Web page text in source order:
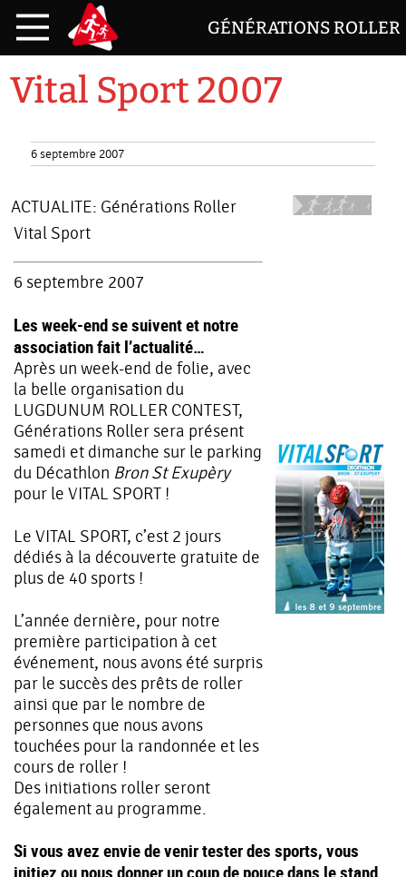
GÉNÉRATIONS ROLLER
Vital Sport 2007
6 septembre 2007
ACTUALITE: Générations Roller
Vital Sport
6 septembre 2007
Les week-end se suivent et notre
association fait l’actualité…
Après un week-end de folie, avec
la belle organisation du
LUGDUNUM ROLLER CONTEST,
Générations Roller sera présent
samedi et dimanche sur le parking
du Décathlon Bron St Exupèry
pour le VITAL SPORT !
Le VITAL SPORT, c’est 2 jours
dédiés à la découverte gratuite de
plus de 40 sports !
L’année dernière, pour notre
première participation à cet
événement, nous avons été surpris
par le succès des prêts de roller
ainsi que par le nombre de
personnes que nous avons
touchées pour la randonnée et les
cours de roller !
Des initiations roller seront
également au programme.
Si vous avez envie de venir tester des sports, vous